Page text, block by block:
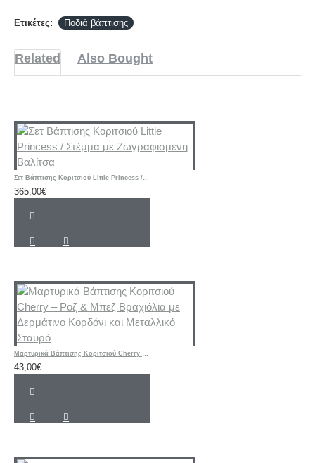
Ετικέτες: Ποδιά βάπτισης
Related Also Bought
365,00€
43,00€